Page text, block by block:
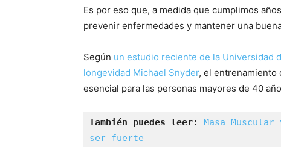
Es por eso que, a medida que cumplimos
prevenir enfermedades y mantener una
Según un estudio reciente de la Universidad
longevidad Michael Snyder, el entrenamiento
esencial para las personas mayores de 40
También puedes leer: Masa
ser fuerte